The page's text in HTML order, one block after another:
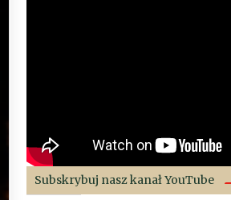
Subskrybuj nasz kanał YouTube